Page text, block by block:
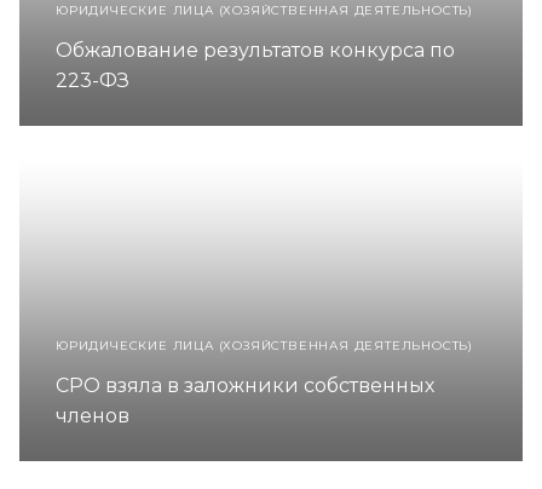
ЮРИДИЧЕСКИЕ ЛИЦА (ХОЗЯЙСТВЕННАЯ ДЕЯТЕЛЬНОСТЬ)
Обжалование результатов конкурса по
223-ФЗ
ЮРИДИЧЕСКИЕ ЛИЦА (ХОЗЯЙСТВЕННАЯ ДЕЯТЕЛЬНОСТЬ)
СРО взяла в заложники собственных
членов